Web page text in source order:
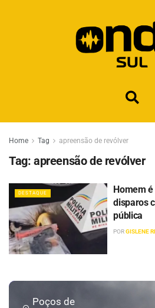
Home Tag apreensão de revólver
Tag: apreensão de revólver
DESTAQUE
Homem
disparos
pública
PORGISLENE
Poços de